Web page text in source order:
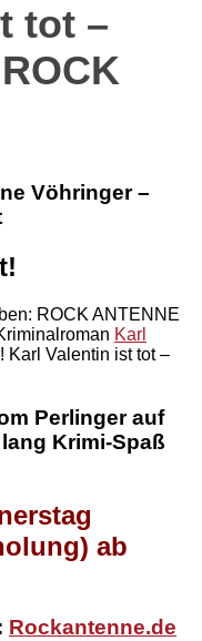
tot –
Vöhringer –
ROCK ANTENNE
Karl
Valentin ist tot –
Perlinger auf
Krimi-Spaß
ab
Rockantenne.de